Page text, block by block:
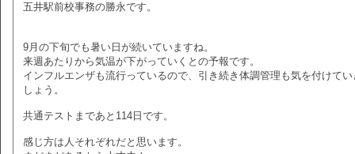
五井駅前校事務の勝永です。
9月の下旬でも暑い日が続いていますね。
来週あたりから気温が下がっていくとの予報です。
インフルエンザも流行っているので、引き続き体調管理も気を付けてい
しょう。
共通テストまであと114日です。
感じ方は人それぞれだと思います。